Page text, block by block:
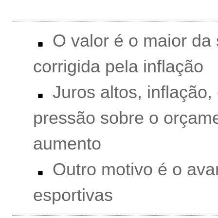
O valor é o maior
corrigida pela inflação
Juros altos,
pressão sobre o
aumento
Outro motivo é o
esportivas